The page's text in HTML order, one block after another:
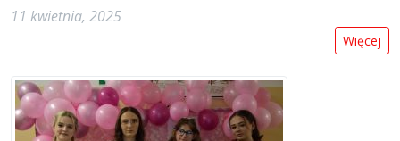
11 kwietnia, 2025
Więcej